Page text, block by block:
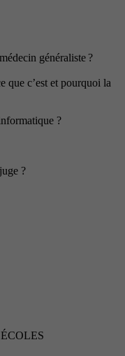
généraliste ?
que c’est et pourquoi la
?
?